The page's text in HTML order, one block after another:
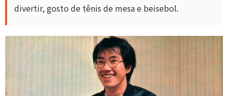
divertir, gosto de tênis de mesa e beisebol.